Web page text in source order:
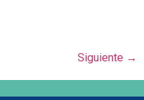
Siguiente →